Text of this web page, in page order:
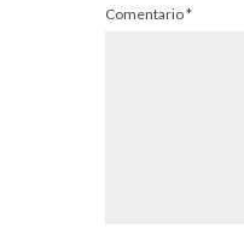
Comentario*